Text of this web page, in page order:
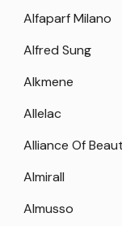
Alfaparf Milano
Alfred Sung
Alkmene
Allelac
Alliance Of
Almirall
Almusso